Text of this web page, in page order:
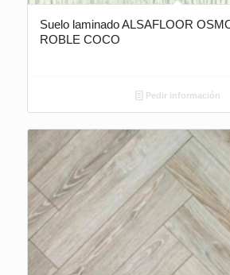
Suelo laminado ALSAFLOOR
ROBLE COCO
Pedir información